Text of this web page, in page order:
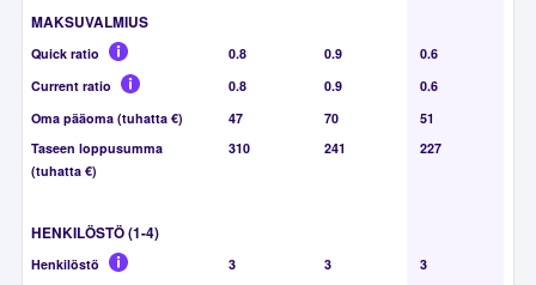
MAKSUVALMIUS
Quick ratio 0.8 0.9
0.6
Current ratio
0.8 0.9
0.6
Oma pääoma (tuhatta €)
47 70
51
Taseen loppusumma
(tuhatta €)
310 241 227
HENKILÖSTÖ (1-4)
Henkilöstö 3 3
3